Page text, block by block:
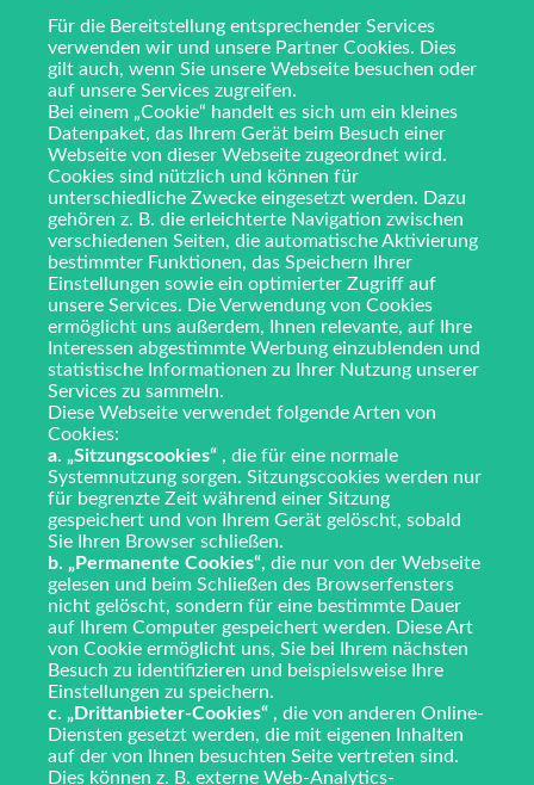
Für die Bereitstellung entsprechender Services
verwenden wir und unsere Partner Cookies. Dies
gilt auch, wenn Sie unsere Webseite besuchen oder
auf unsere Services zugreifen.
Bei einem „Cookie“ handelt es sich um ein kleines
Datenpaket, das Ihrem Gerät beim Besuch einer
Webseite von dieser Webseite zugeordnet wird.
Cookies sind nützlich und können für
unterschiedliche Zwecke eingesetzt werden. Dazu
gehören z. B. die erleichterte Navigation zwischen
verschiedenen Seiten, die automatische Aktivierung
bestimmter Funktionen, das Speichern Ihrer
Einstellungen sowie ein optimierter Zugriff auf
unsere Services. Die Verwendung von Cookies
ermöglicht uns außerdem, Ihnen relevante, auf Ihre
Interessen abgestimmte Werbung einzublenden und
statistische Informationen zu Ihrer Nutzung unserer
Services zu sammeln.
Diese Webseite verwendet folgende Arten von
Cookies:
a. „Sitzungscookies“ , die für eine normale
Systemnutzung sorgen. Sitzungscookies werden nur
für begrenzte Zeit während einer Sitzung
gespeichert und von Ihrem Gerät gelöscht, sobald
Sie Ihren Browser schließen.
b. „Permanente Cookies“, die nur von der Webseite
gelesen und beim Schließen des Browserfensters
nicht gelöscht, sondern für eine bestimmte Dauer
auf Ihrem Computer gespeichert werden. Diese Art
von Cookie ermöglicht uns, Sie bei Ihrem nächsten
Besuch zu identifizieren und beispielsweise Ihre
Einstellungen zu speichern.
c. „Drittanbieter-Cookies“ , die von anderen Online-
Diensten gesetzt werden, die mit eigenen Inhalten
auf der von Ihnen besuchten Seite vertreten sind.
Dies können z. B. externe Web-Analytics-